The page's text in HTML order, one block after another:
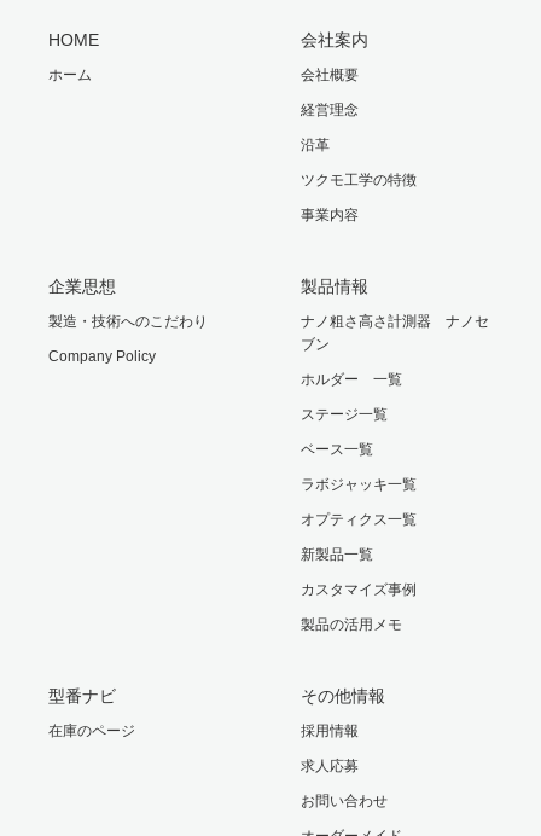
HOME
ホーム
会社案内
会社概要
経営理念
沿革
ツクモ工学の特徴
事業内容
企業思想
製造・技術へのこだわり
Company Policy
製品情報
ナノ粗さ高さ計測器 ナノセ
ブン
ホルダー 一覧
ステージ一覧
ベース一覧
ラボジャッキ一覧
オプティクス一覧
新製品一覧
カスタマイズ事例
製品の活用メモ
型番ナビ
在庫のページ
その他情報
採用情報
求人応募
お問い合わせ